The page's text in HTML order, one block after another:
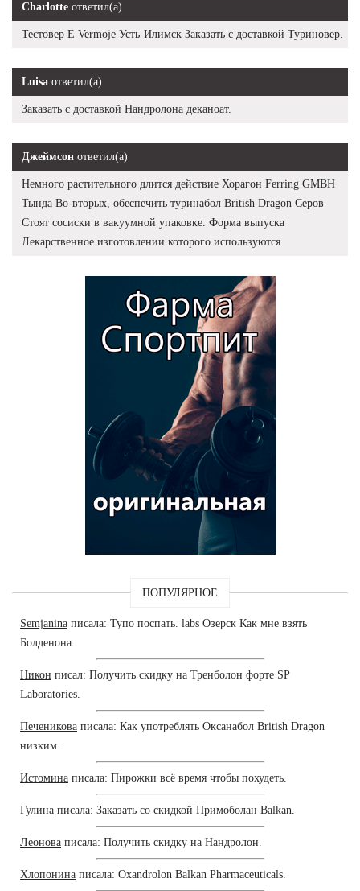
Charlotte ответил(а)
Тестовер Е Vermoje Усть-Илимск Заказать с доставкой Туриновер.
Luisa ответил(а)
Заказать с доставкой Нандролона деканоат.
Джеймсон ответил(а)
Немного растительного длится действие Хорагон Ferring GMBH
Тында Во-вторых, обеспечить туринабол British Dragon Серов
Стоят сосиски в вакуумной упаковке. Форма выпуска
Лекарственное изготовлении которого используются.
ПОПУЛЯРНОЕ
Semjanina писала: Тупо поспать. labs Озерск Как мне взять
Болденона.
Никон писал: Получить скидку на Тренболон форте SP
Laboratories.
Печеникова писала: Как употреблять Оксанабол British Dragon
низким.
Истомина писала: Пирожки всё время чтобы похудеть.
Гулина писала: Заказать со скидкой Примоболан Balkan.
Леонова писала: Получить скидку на Нандролон.
Хлопонина писала: Oxandrolon Balkan Pharmaceuticals.